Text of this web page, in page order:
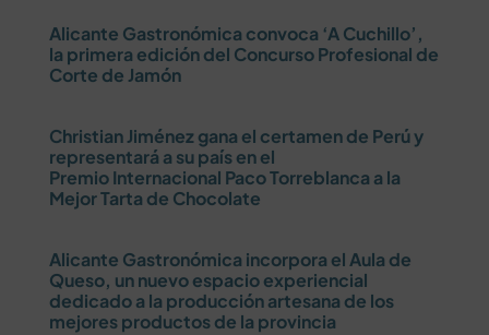
Alicante Gastronómica convoca ‘A Cuchillo’,
la primera edición del Concurso Profesional de
Corte de Jamón
Christian Jiménez gana el certamen de Perú y
representará a su país en el
Premio Internacional Paco Torreblanca a la
Mejor Tarta de Chocolate
Alicante Gastronómica incorpora el Aula de
Queso, un nuevo espacio experiencial
dedicado a la producción artesana de los
mejores productos de la provincia